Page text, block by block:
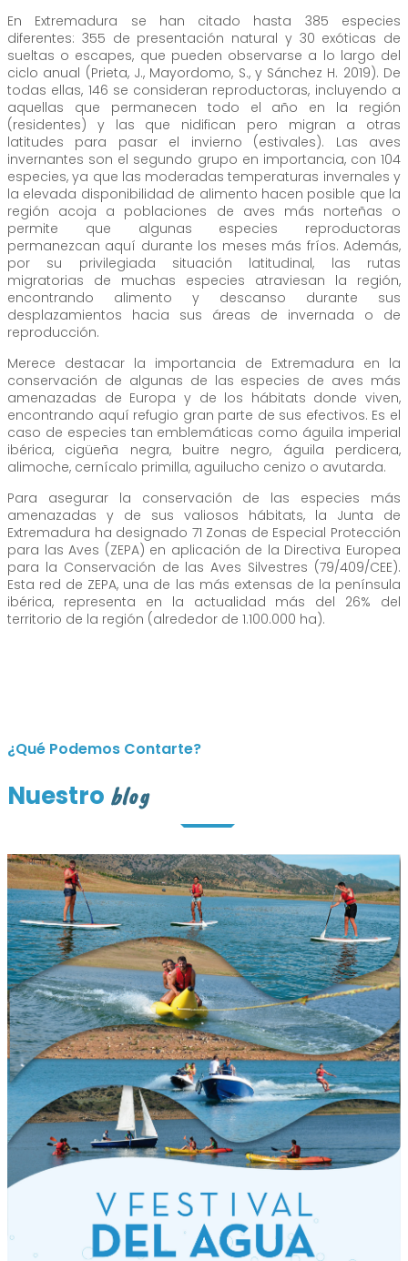
En Extremadura se han citado hasta 385 especies
diferentes: 355 de presentación natural y 30 exóticas de
sueltas o escapes, que pueden observarse a lo largo del
ciclo anual (Prieta, J., Mayordomo, S., y Sánchez H. 2019). De
todas ellas, 146 se consideran reproductoras, incluyendo a
aquellas que permanecen todo el año en la región
(residentes) y las que nidifican pero migran a otras
latitudes para pasar el invierno (estivales). Las aves
invernantes son el segundo grupo en importancia, con 104
especies, ya que las moderadas temperaturas invernales y
la elevada disponibilidad de alimento hacen posible que la
región acoja a poblaciones de aves más norteñas o
permite que algunas especies reproductoras
permanezcan aquí durante los meses más fríos. Además,
por su privilegiada situación latitudinal, las rutas
migratorias de muchas especies atraviesan la región,
encontrando alimento y descanso durante sus
desplazamientos hacia sus áreas de invernada o de
reproducción.
Merece destacar la importancia de Extremadura en la
conservación de algunas de las especies de aves más
amenazadas de Europa y de los hábitats donde viven,
encontrando aquí refugio gran parte de sus efectivos. Es el
caso de especies tan emblemáticas como águila imperial
ibérica, cigüeña negra, buitre negro, águila perdicera,
alimoche, cernícalo primilla, aguilucho cenizo o avutarda.
Para asegurar la conservación de las especies más
amenazadas y de sus valiosos hábitats, la Junta de
Extremadura ha designado 71 Zonas de Especial Protección
para las Aves (ZEPA) en aplicación de la Directiva Europea
para la Conservación de las Aves Silvestres (79/409/CEE).
Esta red de ZEPA, una de las más extensas de la península
ibérica, representa en la actualidad más del 26% del
territorio de la región (alrededor de 1.100.000 ha).
¿Qué Podemos Contarte?
Nuestro blog